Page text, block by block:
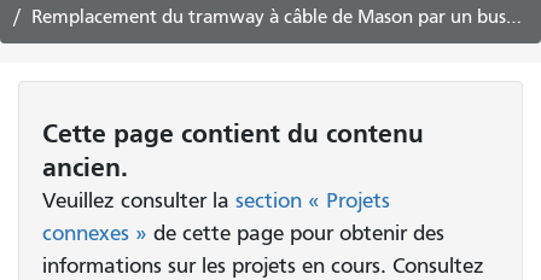
Remplacement du tramway à câble de Mason par un bus : du 21 au 30 septembre 2018
Cette page contient du contenu
ancien.
Veuillez consulter la section « Projets
connexes » de cette page pour obtenir des
informations sur les projets en cours. Consultez